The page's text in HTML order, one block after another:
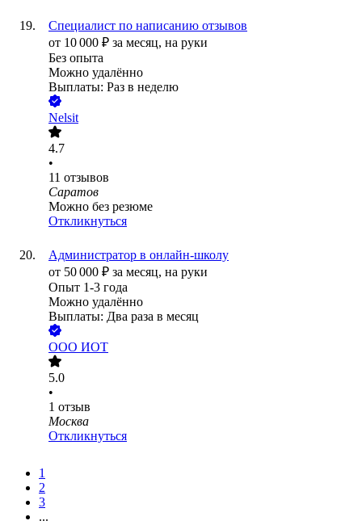
Специалист по написанию отзывов
от 10 000 ₽ за месяц, на руки
Без опыта
Можно удалённо
Выплаты: Раз в неделю
Nelsit
4.7
•
11 отзывов
Саратов
Можно без резюме
Откликнуться
Администратор в онлайн-школу
от 50 000 ₽ за месяц, на руки
Опыт 1-3 года
Можно удалённо
Выплаты: Два раза в месяц
ООО ИОТ
5.0
•
1 отзыв
Москва
Откликнуться
1
2
3
...